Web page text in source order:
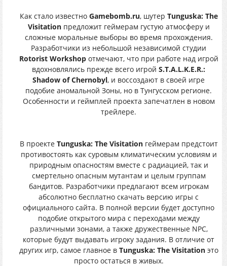
Как стало известно Gamebomb.ru, шутер Tunguska: The
Visitationпредложит геймерам густую атмосферу и
сложные моральные выборы во время прохождения.
Разработчики из небольшой независимой студии
Rotorist Workshopотмечают, что при работе над игрой
вдохновлялись прежде всего игрой S.T.A.L.K.E.R.:
Shadow of Chernobyl, и воссоздают в своей игре
подобие аномальной Зоны, но в Тунгусском регионе.
Особенности и геймплей проекта запечатлен в новом
трейлере.
В проекте Tunguska: The Visitationгеймерам предстоит
противостоять как суровым климатическим условиям и
природным опасностям вместе с радиацией, так и
смертельно опасным мутантам и целым группам
бандитов. Разработчики предлагают всем игрокам
абсолютно бесплатно скачать версию игры с
официального сайта. В полной версии будет доступно
подобие открытого мира с переходами между
различными зонами, а также дружественные NPC,
которые будут выдавать игроку задания. В отличие от
других игр, самое главное в Tunguska: The Visitationэто
просто остаться в живых.